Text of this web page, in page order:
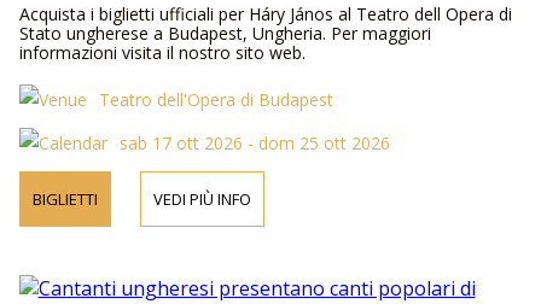
Acquista i biglietti ufficiali per Háry János al Teatro dell Opera di
Stato ungherese a Budapest, Ungheria. Per maggiori
informazioni visita il nostro sito web.
Teatro dell'Opera di Budapest
sab 17 ott 2026 - dom 25 ott 2026
BIGLIETTI VEDI PIÙ INFO